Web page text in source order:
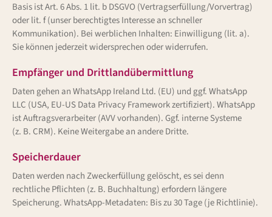
Basis ist Art. 6 Abs. 1 lit. b DSGVO (Vertragserfüllung/Vorvertrag)
oder lit. f (unser berechtigtes Interesse an schneller
Kommunikation). Bei werblichen Inhalten: Einwilligung (lit. a).
Sie können jederzeit widersprechen oder widerrufen.
Empfänger und Drittlandübermittlung
Daten gehen an WhatsApp Ireland Ltd. (EU) und ggf. WhatsApp
LLC (USA, EU-US Data Privacy Framework zertifiziert). WhatsApp
ist Auftragsverarbeiter (AVV vorhanden). Ggf. interne Systeme
(z. B. CRM). Keine Weitergabe an andere Dritte.
Speicherdauer
Daten werden nach Zweckerfüllung gelöscht, es sei denn
rechtliche Pflichten (z. B. Buchhaltung) erfordern längere
Speicherung. WhatsApp-Metadaten: Bis zu 30 Tage (je Richtlinie).